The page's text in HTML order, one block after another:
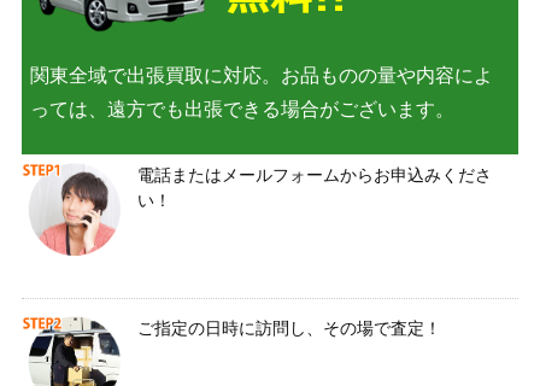
関東全域で出張買取に対応。お品ものの量や内容によ
っては、遠方でも出張できる場合がございます。
電話またはメールフォームからお申込みくださ
い！
ご指定の日時に訪問し、その場で査定！